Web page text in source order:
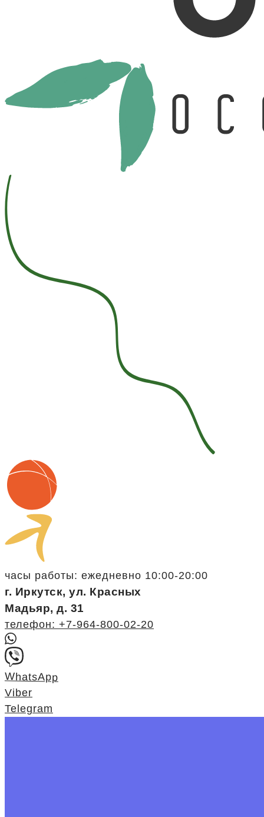
часы работы: ежедневно 10:00-20:00
г. Иркутск, ул. Красных
Мадьяр, д. 31
телефон: +7-964-800-02-20
WhatsApp
Viber
Telegram